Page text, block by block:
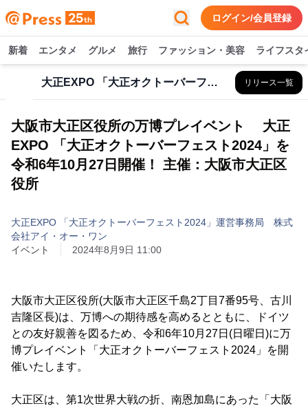
ログイン/会員登録
新着 エンタメ グルメ 旅行 ファッション・美容 ライフスタ
大正EXPO 「大正オクトーバーフェスト2024」運営事務局 株式会社アイ・オー・ワン リリース一覧
大阪市大正区役所の万博プレイベント 大正
EXPO 「大正オクトーバーフェスト2024」を
令和6年10月27日開催！ 主催：大阪市大正区
役所
大正EXPO 「大正オクトーバーフェスト2024」運営事務局 株式
会社アイ・オー・ワン
イベント
2024年8月9日 11:00
大阪市大正区役所(大阪市大正区千島2丁目7番95号、古川
吉隆区長)は、万博への期待感を高めるとともに、ドイツ
との友好親善を図るため、令和6年10月27日(日曜日)に万
博プレイベント「大正オクトーバーフェスト2024」を開
催いたします。
大正区は、第1次世界大戦の折、南恩加島にあった「大阪